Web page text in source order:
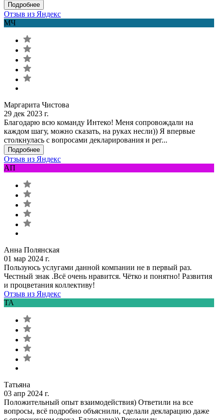
Подробнее
Отзыв из Яндекс
МЧ
Маргарита Чистова
29 дек 2023 г.
Благодарю всю команду Интеко! Меня сопровождали на
каждом шагу, можно сказать, на руках несли)) Я впервые
столкнулась с вопросами декларирования и рег...
Подробнее
Отзыв из Яндекс
АП
Анна Полянская
01 мар 2024 г.
Пользуюсь услугами данной компании не в первый раз.
Честный знак .Всё очень нравится. Чётко и понятно! Развития
и процветания коллективу!
Отзыв из Яндекс
ТА
Татьяна
03 апр 2024 г.
Положительный опыт взаимодействия) Ответили на все
вопросы, всё подробно объяснили, сделали декларацию даже